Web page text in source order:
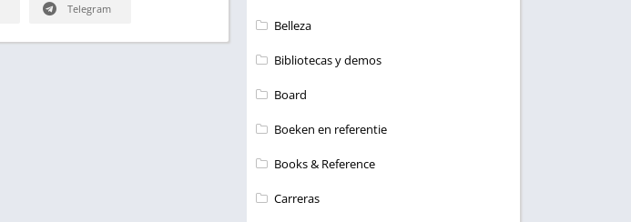
Telegram
Belleza
Bibliotecas y demos
Board
Boeken en referentie
Books & Reference
Carreras